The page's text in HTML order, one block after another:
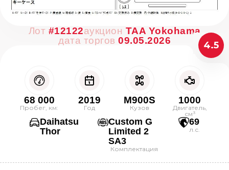
Лот #12122аукцион TAA Yokohama
дата торгов 09.05.2026 4.5
68 000
Пробег, км:
2019
Год
M900S
Кузов
1000
Двигатель,
см³
Daihatsu
Thor
Custom G
Limited 2
SA3
Комплектация
69
л.с.